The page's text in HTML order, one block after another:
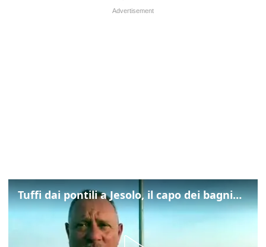
Tuffi dai pontili a Jesolo, il capo dei bagnini: "L'impegno di tutti per evitare altre tragedie"